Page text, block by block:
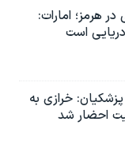
هرمز؛ امارات:
است
خرازی به
احضار شد